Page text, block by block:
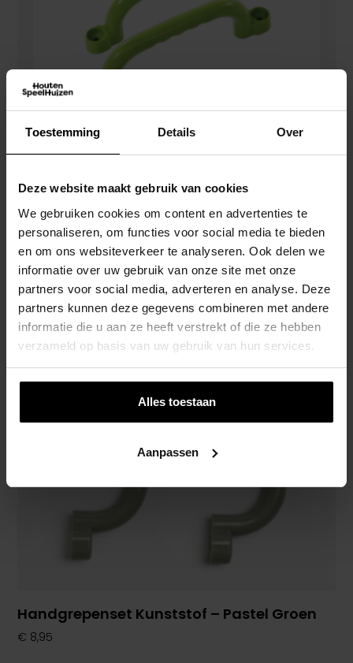
Toestemming Details Over
Deze website maakt gebruik van cookies
We gebruiken cookies om content en advertenties te
personaliseren, om functies voor social media te bieden
en om ons websiteverkeer te analyseren. Ook delen we
informatie over uw gebruik van onze site met onze
partners voor social media, adverteren en analyse. Deze
partners kunnen deze gegevens combineren met andere
informatie die u aan ze heeft verstrekt of die ze hebben
verzameld op basis van uw gebruik van hun services.
Alles toestaan
Aanpassen
€8,95
Handgrepenset Kunststof – Pastel Groen
€ 8,95